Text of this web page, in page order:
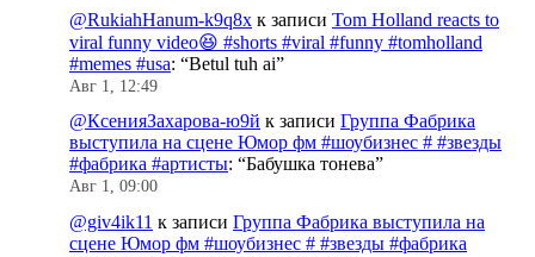
@RukiahHanum-k9q8x к записи Tom Holland reacts to
viral funny video😆 #shorts #viral #funny #tomholland
#memes #usa: “Betul tuh ai”
Авг 1, 12:49
@КсенияЗахарова-ю9й к записи Группа Фабрика
выступила на сцене Юмор фм #шоубизнес # #звезды
#фабрика #артисты: “Бабушка тонева”
Авг 1, 09:00
@giv4ik11 к записи Группа Фабрика выступила на
сцене Юмор фм #шоубизнес # #звезды #фабрика